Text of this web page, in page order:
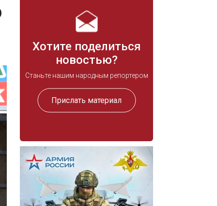
Хотите поделиться
новостью?
Станьте нашим народным репортером
Прислать материал